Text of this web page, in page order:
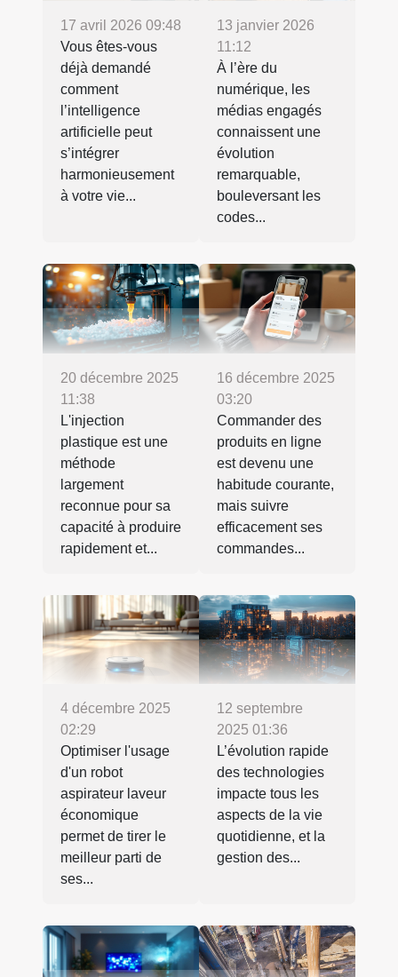
17 avril 2026 09:48
Vous êtes-vous
déjà demandé
comment
l’intelligence
artificielle peut
s’intégrer
harmonieusement
à votre vie...
13 janvier 2026
11:12
À l’ère du
numérique, les
médias engagés
connaissent une
évolution
remarquable,
bouleversant les
codes...
20 décembre 2025
11:38
L'injection
plastique est une
méthode
largement
reconnue pour sa
capacité à produire
rapidement et...
16 décembre 2025
03:20
Commander des
produits en ligne
est devenu une
habitude courante,
mais suivre
efficacement ses
commandes...
4 décembre 2025
02:29
Optimiser l'usage
d'un robot
aspirateur laveur
économique
permet de tirer le
meilleur parti de
ses...
12 septembre
2025 01:36
L’évolution rapide
des technologies
impacte tous les
aspects de la vie
quotidienne, et la
gestion des...